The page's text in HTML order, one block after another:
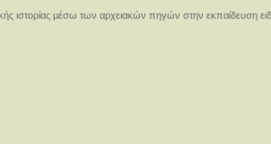
ιστορίας μέσω των αρχειακών πηγών στην εκπαίδευση